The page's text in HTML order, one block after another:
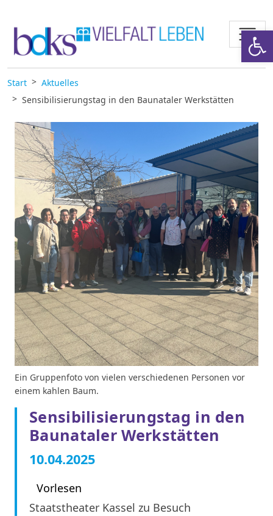
Start
Aktuelles
Sensibilisierungstag in den Baunataler Werkstätten
Ein Gruppenfoto von vielen verschiedenen Personen vor
einem kahlen Baum.
Sensibilisierungstag in den
Baunataler Werkstätten
10.04.2025
Vorlesen
Staatstheater Kassel zu Besuch